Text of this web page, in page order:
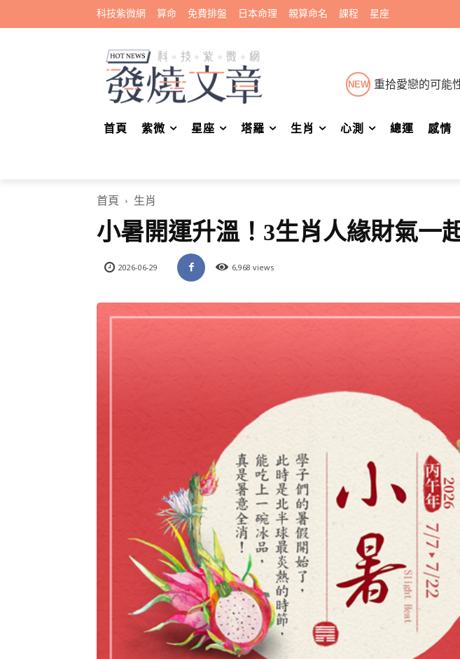
科技紫微網 算命 免費排盤 日本命理 親算命名 課程 星座
NEW 重拾愛戀的可能
首頁 紫微 星座 塔羅 生肖 心測 總運 感情
首頁 生肖
小暑開運升溫！3生肖人緣財氣一
2026-06-29 6,968 views